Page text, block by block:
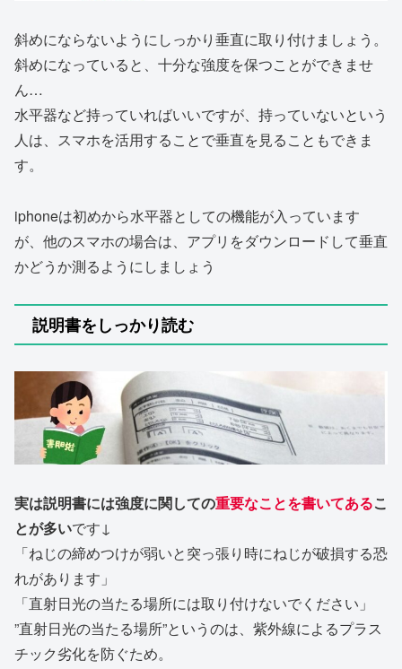
斜めにならないようにしっかり垂直に取り付けましょう。
斜めになっていると、十分な強度を保つことができませ
ん…
水平器など持っていればいいですが、持っていないという
人は、スマホを活用することで垂直を見ることもできま
す。
iphoneは初めから水平器としての機能が入っています
が、他のスマホの場合は、アプリをダウンロードして垂直
かどうか測るようにしましょう
説明書をしっかり読む
実は説明書には強度に関しての重要なことを書いてあるこ
とが多いです↓
「ねじの締めつけが弱いと突っ張り時にねじが破損する恐
れがあります」
「直射日光の当たる場所には取り付けないでください」
”直射日光の当たる場所”というのは、紫外線によるプラス
チック劣化を防ぐため。